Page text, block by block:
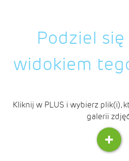
Podziel
widokiem
Kliknij w PLUS i wybierz plik(i),
galerii